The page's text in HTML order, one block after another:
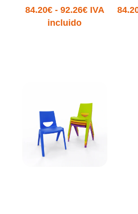
84.20€ - 92.26€Rango
IVA
incluido